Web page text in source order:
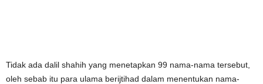
Tidak ada dalil shahih yang menetapkan 99 nama-nama tersebut,
oleh sebab itu para ulama berijtihad dalam menentukan nama-